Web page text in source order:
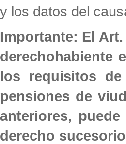
y los datos del
Importante: El
derechohabiente
los requisitos
pensiones de
anteriores,
derecho